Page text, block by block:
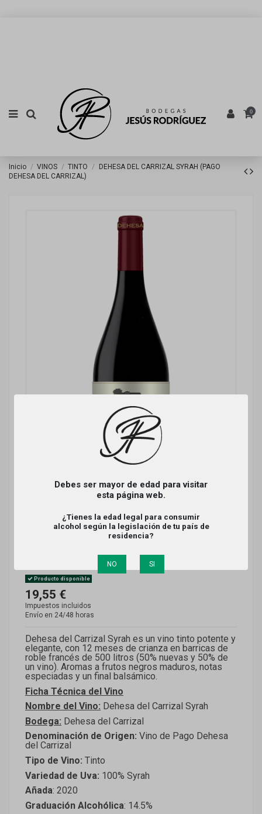
Debes ser mayor de edad para visitar
esta página web.
¿Tienes la edad legal para consumir
alcohol según la legislación de tu país de
residencia?
NO SI
0
Inicio VINOS TINTO
DEHESA DEL CARRIZAL SYRAH (PAGO
DEHESA DEL CARRIZAL)
DEHESA DEL CARRIZAL
SYRAH (PAGO DEHESA DEL
Producto disponible
19,55 €
Impuestos incluidos
Envío en 24/48 horas
Dehesa del Carrizal Syrah es un vino tinto potente y
elegante, con 12 meses de crianza en barricas de
roble francés de 500 litros (50% nuevas y 50% de
un vino). Aromas a frutos negros maduros, notas
especiadas y un final balsámico.
Ficha Técnica del Vino
Nombre del Vino: Dehesa del Carrizal Syrah
Bodega: Dehesa del Carrizal
Denominación de Origen: Vino de Pago Dehesa
del Carrizal
Tipo de Vino: Tinto
Variedad de Uva: 100% Syrah
Añada: 2020
Graduación Alcohólica: 14.5%